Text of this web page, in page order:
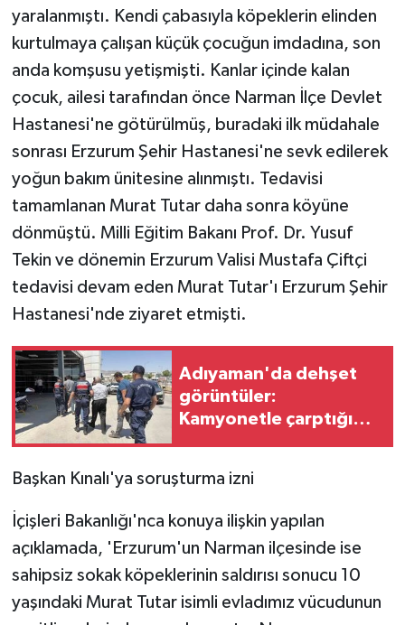
yaralanmıştı. Kendi çabasıyla köpeklerin elinden
kurtulmaya çalışan küçük çocuğun imdadına, son
anda komşusu yetişmişti. Kanlar içinde kalan
çocuk, ailesi tarafından önce Narman İlçe Devlet
Hastanesi'ne götürülmüş, buradaki ilk müdahale
sonrası Erzurum Şehir Hastanesi'ne sevk edilerek
yoğun bakım ünitesine alınmıştı. Tedavisi
tamamlanan Murat Tutar daha sonra köyüne
dönmüştü. Milli Eğitim Bakanı Prof. Dr. Yusuf
Tekin ve dönemin Erzurum Valisi Mustafa Çiftçi
tedavisi devam eden Murat Tutar'ı Erzurum Şehir
Hastanesi'nde ziyaret etmişti.
Adıyaman'da dehşet
görüntüler:
Kamyonetle çarptığı
Başkan Kınalı'ya soruşturma izni
İçişleri Bakanlığı'nca konuya ilişkin yapılan
açıklamada, 'Erzurum'un Narman ilçesinde ise
sahipsiz sokak köpeklerinin saldırısı sonucu 10
yaşındaki Murat Tutar isimli evladımız vücudunun